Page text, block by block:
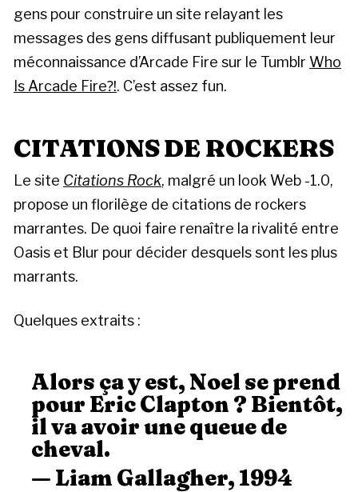
gens pour construire un site relayant les
messages des gens diffusant publiquement leur
méconnaissance d’Arcade Fire sur le Tumblr Who
Is Arcade Fire⁈. C’est assez fun.
CITATIONS DE ROCKERS
Le site Citations Rock, malgré un look Web -1.0,
propose un florilège de citations de rockers
marrantes. De quoi faire renaître la rivalité entre
Oasis et Blur pour décider desquels sont les plus
marrants.
Quelques extraits :
Alors ça y est, Noel se prend
pour Eric Clapton ? Bientôt,
il va avoir une queue de
cheval.
— Liam Gallagher, 1994